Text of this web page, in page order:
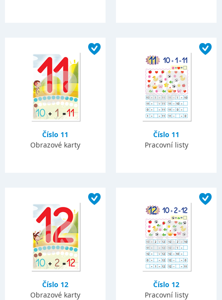
Číslo 11
Obrazové karty
Číslo 11
Pracovní listy
Číslo 12
Obrazové karty
Číslo 12
Pracovní listy